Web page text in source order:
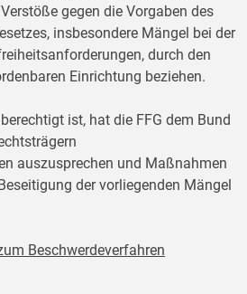
gegen die Vorgaben des
insbesondere Mängel bei der
durch den
Einrichtung beziehen.
ist, hat die FFG dem Bund
auszusprechen und Maßnahmen
der vorliegenden Mängel
Beschwerdeverfahren